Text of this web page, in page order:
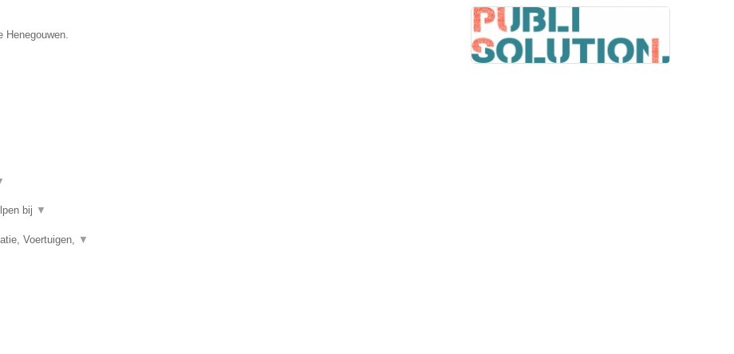
Henegouwen.
bij ▼
Voertuigen, ▼